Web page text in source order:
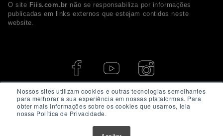
Nossos sites utilizam cookies e outras tecnologias semelhantes
para melhorar a sua experiência em nossas plataformas. Para
obter mais informações sobre os cookies que usamos, leia
nossa Política de Privacidade.
O site Fiis.com.br não se responsabiliza por informações
publicadas em links externos que estejam contidos neste
website.